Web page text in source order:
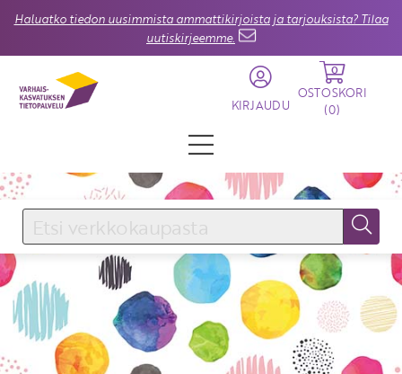
Haluatko tiedon uusimmista ammattikirjoista ja tarjouksista? Tilaa
uutiskirjeemme.
KIRJAUDU
0
OSTOSKORI
(0)
KIRJAUDU SISÄÄN
Käyttäjätunnus
Salasana